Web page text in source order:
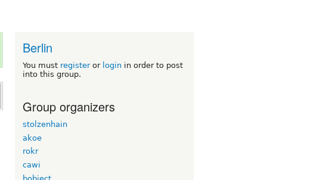
Berlin
You must registeror login in order to post
into this group.
Group organizers
stolzenhain
akoe
rokr
cawi